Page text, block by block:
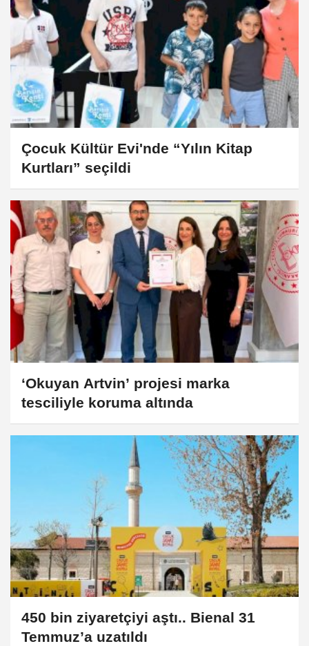
Çocuk Kültür Evi'nde “Yılın Kitap
Kurtları” seçildi
‘Okuyan Artvin’ projesi marka
tesciliyle koruma altında
450 bin ziyaretçiyi aştı.. Bienal 31
Temmuz’a uzatıldı